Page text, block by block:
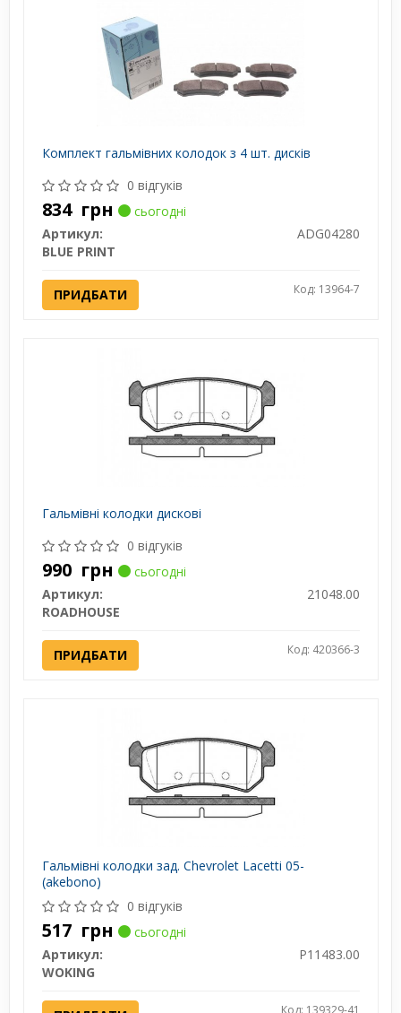
Комплект гальмівних колодок з 4 шт. дисків
0 відгуків
834 грн
сьогодні
Артикул:
ADG04280
BLUE PRINT
ПРИДБАТИ Код: 13964-7
Гальмівні колодки дискові
0 відгуків
990 грн
сьогодні
Артикул:
21048.00
ROADHOUSE
ПРИДБАТИ Код: 420366-3
Гальмівні колодки зад. Chevrolet Lacetti 05-
(akebono)
0 відгуків
517 грн
сьогодні
Артикул:
P11483.00
WOKING
Код: 139329-41